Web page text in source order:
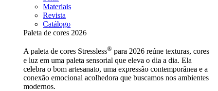
Materiais
Revista
Catálogo
Paleta de cores 2026
A paleta de cores Stressless® para 2026 reúne texturas, cores
e luz em uma paleta sensorial que eleva o dia a dia. Ela
celebra o bom artesanato, uma expressão contemporânea e a
conexão emocional acolhedora que buscamos nos ambientes
modernos.